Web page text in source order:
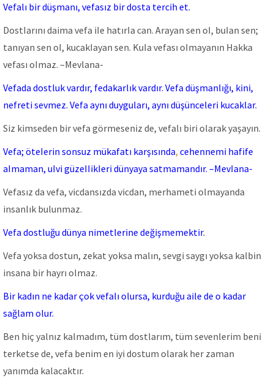
Vefalı bir düşmanı, vefasız bir dosta tercih et.
DostIarını daima vefa iIe hatırIa can. Arayan sen oI, buIan sen;
tanıyan sen oI, kucakIayan sen. KuIa vefası oImayanın Hakka
vefası oImaz. –Mevlana-
Vefada dostluk vardır, fedakarlık vardır. Vefa düşmanlığı, kini,
nefreti sevmez. Vefa aynı duyguları, aynı düşünceleri kucaklar.
Siz kimseden bir vefa görmeseniz de, vefalı biri olarak yaşayın.
Vefa; öteIerin sonsuz mükafatı karşısında, cehennemi hafife
aImaman, uIvi güzeIIikIeri dünyaya satmamandır. –MevIana-
Vefasız da vefa, vicdansızda vicdan, merhameti olmayanda
insanlık bulunmaz.
Vefa dostluğu dünya nimetlerine değişmemektir.
Vefa yoksa dostun, zekat yoksa malın, sevgi saygı yoksa kalbin
insana bir hayrı olmaz.
Bir kadın ne kadar çok vefalı olursa, kurduğu aile de o kadar
sağlam olur.
Ben hiç yalnız kalmadım, tüm dostlarım, tüm sevenlerim beni
terketse de, vefa benim en iyi dostum olarak her zaman
yanımda kalacaktır.